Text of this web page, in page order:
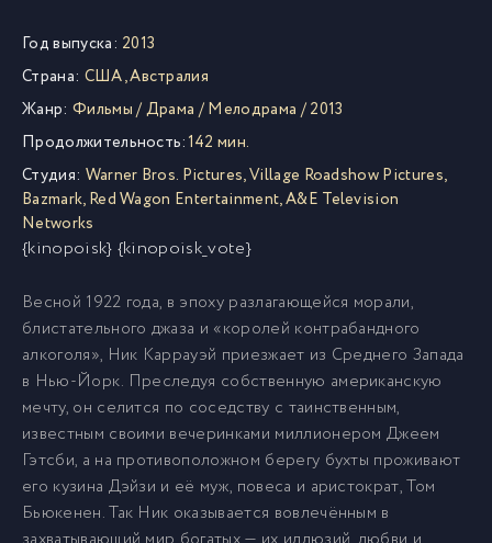
Год выпуска: 2013
Страна: США,Австралия
Жанр: Фильмы/Драма /Мелодрама /2013
Продолжительность:142 мин.
Студия: Warner Bros. Pictures,Village Roadshow Pictures,
Bazmark,Red Wagon Entertainment,A&E Television
Networks
{kinopoisk} {kinopoisk_vote}
Весной 1922 года, в эпоху разлагающейся морали,
блистательного джаза и «королей контрабандного
алкоголя», Ник Каррауэй приезжает из Среднего Запада
в Нью-Йорк. Преследуя собственную американскую
мечту, он селится по соседству с таинственным,
известным своими вечеринками миллионером Джеем
Гэтсби, а на противоположном берегу бухты проживают
его кузина Дэйзи и её муж, повеса и аристократ, Том
Бьюкенен. Так Ник оказывается вовлечённым в